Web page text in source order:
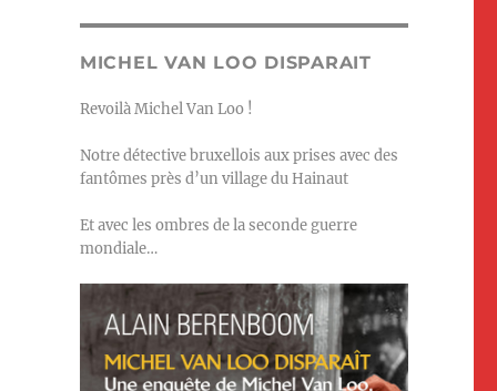
MICHEL VAN LOO DISPARAIT
Revoilà Michel Van Loo !
Notre détective bruxellois aux prises avec des
fantômes près d’un village du Hainaut
Et avec les ombres de la seconde guerre
mondiale…